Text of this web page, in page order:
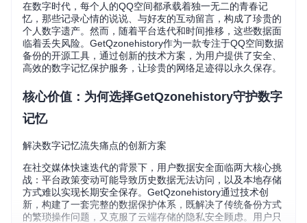
在数字时代，每个人的QQ空间都承载着独一无二的青春记
忆，那些记录心情的说说、与好友的互动留言，构成了珍贵的
个人数字遗产。然而，随着平台迭代和时间推移，这些数据面
临着丢失风险。GetQzonehistory作为一款专注于QQ空间数据
备份的开源工具，通过创新的技术方案，为用户提供了安全、
高效的数字记忆保护服务，让珍贵的网络足迹得以永久保存。
核心价值：为何选择GetQzonehistory守护数字
记忆
解决数字记忆流失痛点的创新方案
在社交媒体快速迭代的背景下，用户数据安全面临两大核心挑
战：平台政策变动可能导致历史数据无法访问，以及本地存储
方式难以实现长期安全保存。GetQzonehistory通过技术创
新，构建了一套完整的数据保护体系，既解决了传统备份方式
的繁琐操作问题，又克服了云端存储的隐私安全顾虑。用户只